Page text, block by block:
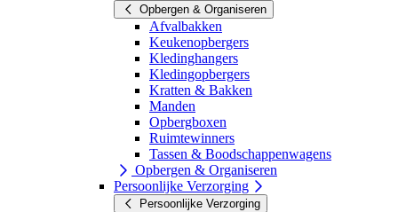
Opbergen & Organiseren
Afvalbakken
Keukenopbergers
Kledinghangers
Kledingopbergers
Kratten & Bakken
Manden
Opbergboxen
Ruimtewinners
Tassen & Boodschappenwagens
Opbergen & Organiseren
Persoonlijke Verzorging
Persoonlijke Verzorging